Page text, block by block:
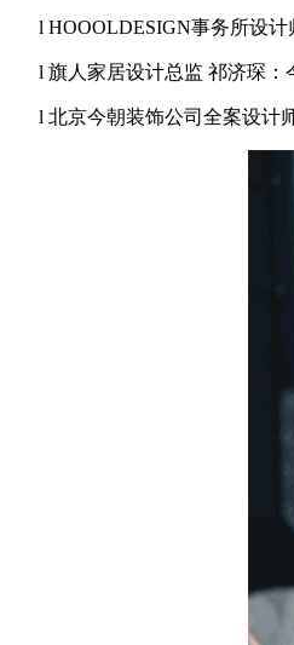
l HOOOLDESIGN事务所设计
l 旗人家居设计总监 祁济琛：
l 北京今朝装饰公司全案设计师